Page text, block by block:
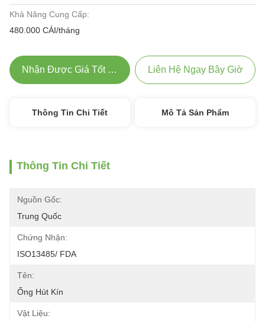
Khả Năng Cung Cấp:
480.000 CÁI/tháng
Nhận Được Giá Tốt Nhất Liên Hệ Ngay Bây Giờ
Thông Tin Chi Tiết Mô Tả Sản Phẩm
Thông Tin Chi Tiết
Nguồn Gốc:
Trung Quốc
Chứng Nhận:
ISO13485/ FDA
Tên:
Ống Hút Kín
Vật Liệu: